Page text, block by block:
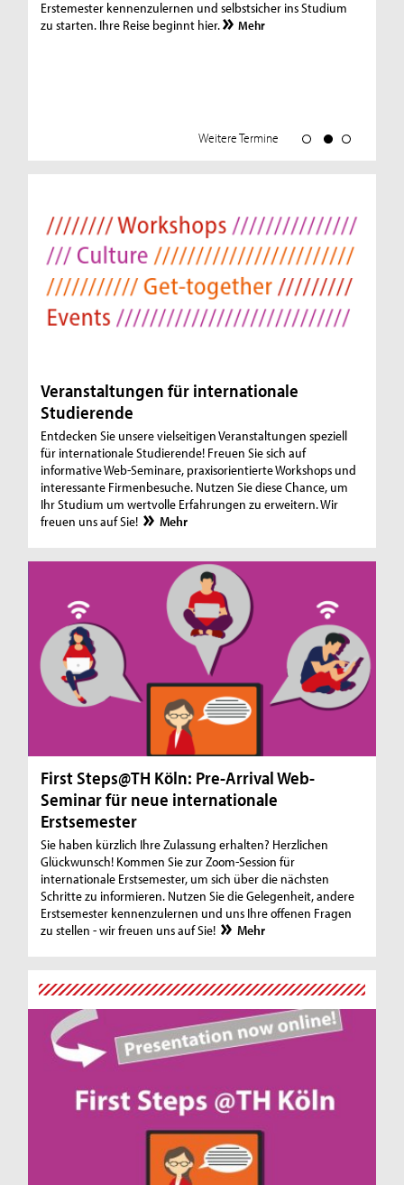
Erstemester kennenzulernen und selbstsicher ins Studium
zu starten. Ihre Reise beginnt hier.
Mehr
Weitere Termine
Veranstaltungen für internationale
Studierende
Entdecken Sie unsere vielseitigen Veranstaltungen speziell
für internationale Studierende! Freuen Sie sich auf
informative Web-Seminare, praxisorientierte Workshops und
interessante Firmenbesuche. Nutzen Sie diese Chance, um
Ihr Studium um wertvolle Erfahrungen zu erweitern. Wir
freuen uns auf Sie!
Mehr
First Steps@TH Köln: Pre-Arrival Web-
Seminar für neue internationale
Erstsemester
Sie haben kürzlich Ihre Zulassung erhalten? Herzlichen
Glückwunsch! Kommen Sie zur Zoom-Session für
internationale Erstsemester, um sich über die nächsten
Schritte zu informieren. Nutzen Sie die Gelegenheit, andere
Erstsemester kennenzulernen und uns Ihre offenen Fragen
zu stellen - wir freuen uns auf Sie!
Mehr